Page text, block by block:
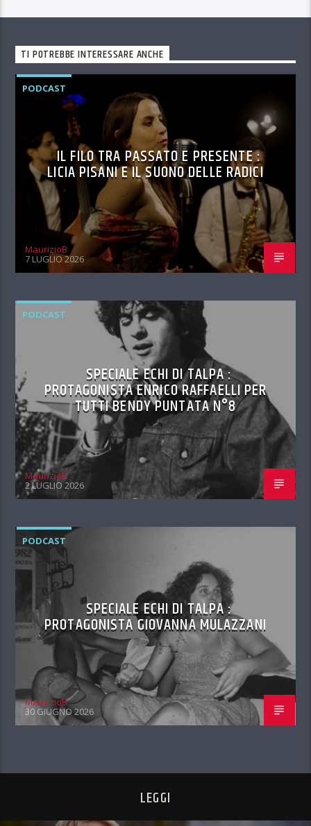
TI POTREBBE INTERESSARE ANCHE
PODCAST
IL FILO TRA PASSATO E PRESENTE :
LICIA PISANI E IL SUONO DELLE RADICI
MaurizioB
7 LUGLIO 2026
PODCAST
SPECIALE ECHI DI TALPA :
PROTAGONISTA ENRICO RAFFAELLI PER
TUTTI BENDY PUNTATA N°8
MaurizioB
2 LUGLIO 2026
PODCAST
SPECIALE ECHI DI TALPA :
PROTAGONISTA GIOVANNA MULAZZANI
MaurizioB
30 GIUGNO 2026
LEGGI